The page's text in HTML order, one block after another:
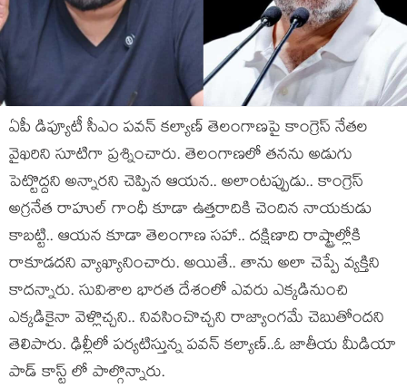
ఏపీ డిప్యూటీ సీఎం ప‌వ‌న్ క‌ల్యాణ్ తెలంగాణ‌పై కాంగ్రెస్ నేత‌ల
వైఖ‌రిని సూటిగా ప్ర‌శ్నించారు. తెలంగాణ‌లో త‌న‌ను అడుగు
పెట్టొద్ద‌ని అన్నార‌ని చెప్పిన ఆయ‌న‌.. అలాంట‌ప్పుడు.. కాంగ్రెస్
అగ్ర‌నేత రాహుల్ గాంధీ కూడా ఉత్త‌రాదికి చెందిన నాయ‌కుడు
కాబ‌ట్టి.. ఆయ‌న కూడా తెలంగాణ స‌హా.. ద‌క్షిణాది రాష్ట్రాల్లోకి
రాకూడ‌ద‌ని వ్యాఖ్యానించారు. అయితే.. తాను అలా చెప్పే వ్య‌క్తిని
కాద‌న్నారు. సువిశాల భారత దేశంలో ఎవ‌రు ఎక్క‌డినుంచి
ఎక్కడికైనా వెళ్లొచ్చ‌ని.. నివసించొచ్చ‌ని రాజ్యాంగ‌మే చెబుతోంద‌ని
తెలిపారు. ఢిల్లీలో ప‌ర్య‌టిస్తున్న ప‌వ‌న్ క‌ల్యాణ్‌..ఓ జాతీయ మీడియా
పాడ్ కాస్ట్ లో పాల్గొన్నారు.